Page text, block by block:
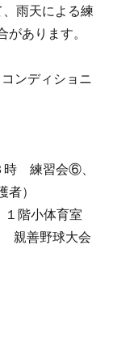
雨天による練
あります。
ンディショニ
時 練習会⑥、
）
１階小体育室
親善野球大会